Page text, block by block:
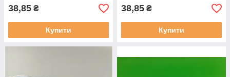
38,85 ₴
Купити
38,85 ₴
Купити